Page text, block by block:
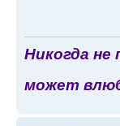
Никогда
может